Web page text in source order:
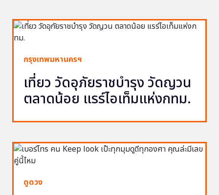
กรุงเทพมหานครฯ
เที่ยว วัดอุภัยราชบำรุง วัดญวน
ตลาดน้อย แรร์ไอเท็มแห่งกทม.
ดูดวง